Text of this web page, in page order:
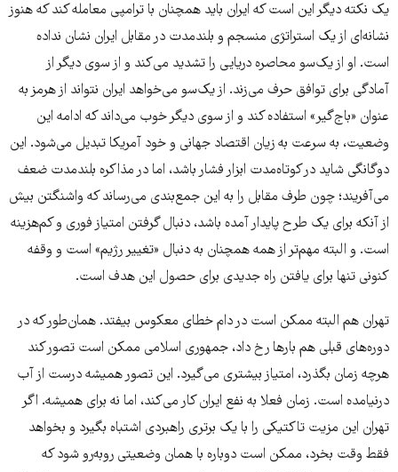
یک نکته دیگر این است که ایران باید همچنان با ترامپی معامله کند که هنوز
نشانه‌ای از یک استراتژی منسجم و بلندمدت در مقابل ایران نشان نداده
است. او از یک‌سو محاصره دریایی را تشدید می‌کند و از سوی دیگر از
آمادگی برای توافق حرف می‌زند. از یک‌سو می‌خواهد ایران نتواند از هرمز به
عنوان «باج‌گیر» استفاده کند و از سوی دیگر خوب می‌داند که ادامه این
وضعیت، به سرعت به زیان اقتصاد جهانی و خود آمریکا تبدیل می‌شود. این
دوگانگی شاید در کوتاه‌مدت ابزار فشار باشد، اما در مذاکره بلندمدت ضعف
می‌آفریند؛ چون طرف مقابل را به این جمع‌بندی می‌رساند که واشنگتن بیش
از آنکه برای یک طرح پایدار آمده باشد، دنبال گرفتن امتیاز فوری و کم‌هزینه
است. و البته مهم‌تر از همه همچنان به دنبال «تغییر رژیم» است و وقفه
کنونی تنها برای یافتن راه جدیدی برای حصول این هدف است.
تهران هم البته ممکن است در دام خطای معکوس بیفتد. همان‌طور که در
دوره‌های قبلی هم بارها رخ داد، جمهوری اسلامی ممکن است تصور کند
هرچه زمان بگذرد، امتیاز بیشتری می‌گیرد. این تصور همیشه درست از آب
درنیامده است. زمان فعلا به نفع ایران کار می‌کند، اما نه برای همیشه. اگر
تهران این مزیت تاکتیکی را با یک برتری راهبردی اشتباه بگیرد و بخواهد
فقط وقت بخرد، ممکن است دوباره با همان وضعیتی روبه‌رو شود که